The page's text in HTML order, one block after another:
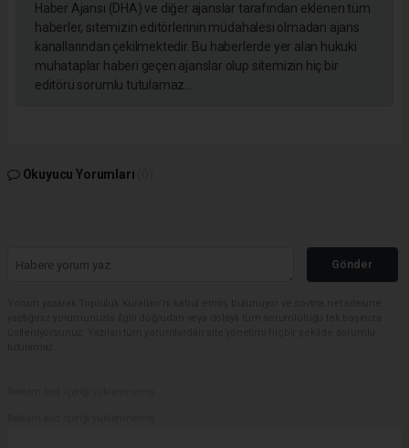
Haber Ajansı (DHA) ve diğer ajanslar tarafından eklenen tüm
haberler, sitemizin editörlerinin müdahalesi olmadan ajans
kanallarından çekilmektedir. Bu haberlerde yer alan hukuki
muhataplar haberi geçen ajanslar olup sitemizin hiç bir
editörü sorumlu tutulamaz...
Okuyucu Yorumları
Gönder